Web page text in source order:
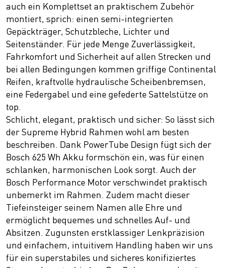
auch ein Komplettset an praktischem Zubehör
montiert, sprich: einen semi-integrierten
Gepäckträger, Schutzbleche, Lichter und
Seitenständer. Für jede Menge Zuverlässigkeit,
Fahrkomfort und Sicherheit auf allen Strecken und
bei allen Bedingungen kommen griffige Continental
Reifen, kraftvolle hydraulische Scheibenbremsen,
eine Federgabel und eine gefederte Sattelstütze on
top.
Schlicht, elegant, praktisch und sicher: So lässt sich
der Supreme Hybrid Rahmen wohl am besten
beschreiben. Dank PowerTube Design fügt sich der
Bosch 625 Wh Akku formschön ein, was für einen
schlanken, harmonischen Look sorgt. Auch der
Bosch Performance Motor verschwindet praktisch
unbemerkt im Rahmen. Zudem macht dieser
Tiefeinsteiger seinem Namen alle Ehre und
ermöglicht bequemes und schnelles Auf- und
Absitzen. Zugunsten erstklassiger Lenkpräzision
und einfachem, intuitivem Handling haben wir uns
für ein superstabiles und sicheres konifiziertes